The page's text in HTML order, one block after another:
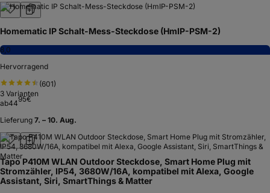
Homematic IP Schalt-Mess-Steckdose (HmIP-PSM-2)
8,0
Hervorragend
(601)
3 Varianten
ab4495€
Lieferung 7. – 10. Aug.
Tapo P410M WLAN Outdoor Steckdose, Smart Home Plug mit
Stromzähler, IP54, 3680W/16A, kompatibel mit Alexa, Google
Assistant, Siri, SmartThings & Matter